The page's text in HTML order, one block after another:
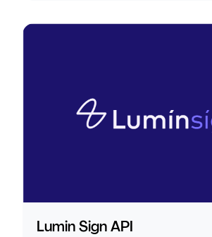
Lumin Sign API